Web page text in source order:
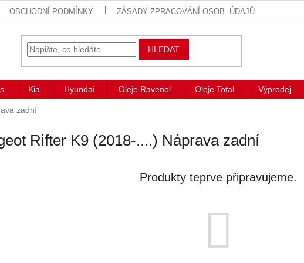
OBCHODNÍ PODMÍNKY ZÁSADY ZPRACOVÁNÍ OSOB. ÚDAJŮ
HLEDAT
Kia Hyundai Oleje Ravenol Oleje Total Výprodej
zadní
Rifter K9 (2018-....) Náprava zadní
Produkty teprve připravujeme.